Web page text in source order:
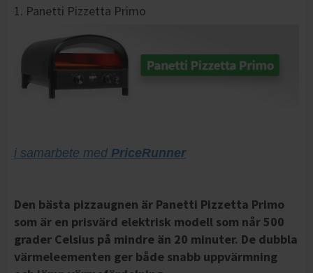
1. Panetti Pizzetta Primo
i samarbete med PriceRunner
Den bästa pizzaugnen är Panetti Pizzetta Primo
som är en prisvärd elektrisk modell som når 500
grader Celsius på mindre än 20 minuter. De dubbla
värmeleementen ger både snabb uppvärmning